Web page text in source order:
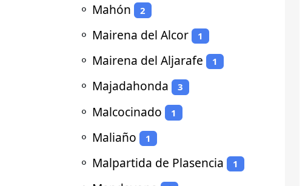
⚬ Mahón 2
⚬ Mairena del Alcor 1
⚬ Mairena del Aljarafe 1
⚬ Majadahonda 3
⚬ Malcocinado 1
⚬ Maliaño 1
⚬ Malpartida de Plasencia 1